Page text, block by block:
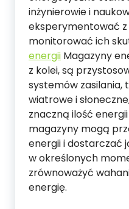
inżynierowie i
eksperymentować
monitorować ich
energii Magazyny
z kolei, są
systemów zasilania,
wiatrowe i
znaczną ilość
magazyny mogą
energii i dostarczać
w określonych
zrównoważyć
energię.